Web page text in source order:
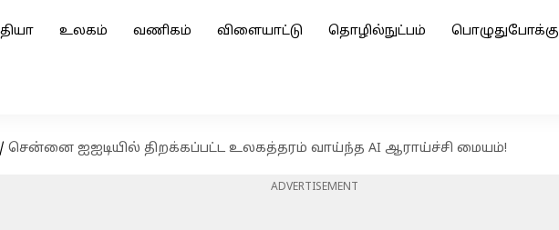
உலகம் வணிகம் விளையாட்டு தொழில்நுட்பம் பொழுதுபோக்கு
/ சென்னை ஐஐடியில் திறக்கப்பட்ட உலகத்தரம் வாய்ந்த AI ஆராய்ச்சி மையம்!
ADVERTISEMENT